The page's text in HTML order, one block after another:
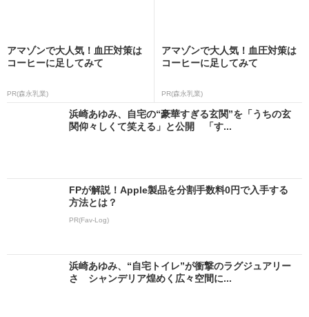
アマゾンで大人気！血圧対策は
コーヒーに足してみて
PR(森永乳業)
アマゾンで大人気！血圧対策は
コーヒーに足してみて
PR(森永乳業)
浜崎あゆみ、自宅の“豪華すぎる玄関”を「うちの玄
関仰々しくて笑える」と公開 「す...
FPが解説！Apple製品を分割手数料0円で入手する
方法とは？
PR(Fav-Log)
浜崎あゆみ、“自宅トイレ”が衝撃のラグジュアリー
さ シャンデリア煌めく広々空間に...